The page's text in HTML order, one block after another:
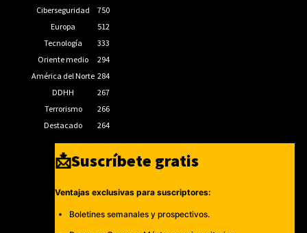
Ciberseguridad
750
Europa
512
Tecnología
333
Oriente medio
294
América del Norte 284
DDHH
267
Terrorismo
266
Destacado
264
📩Suscríbete gratis
Ventajas exclusivas para suscriptores:
Boletines semanales y prospectivos.